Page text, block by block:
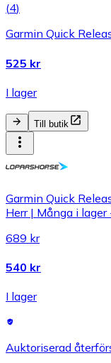
(4)
Garmin Quick
525 kr
I lager
Till butik
Garmin Quick
Herr | Många i
689 kr
540 kr
I lager
Auktoriserad